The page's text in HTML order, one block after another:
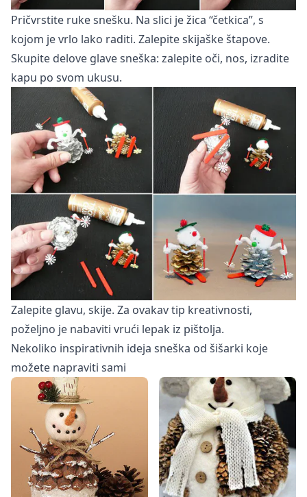
Pričvrstite ruke snešku. Na slici je žica “četkica”, s
kojom je vrlo lako raditi. Zalepite skijaške štapove.
Skupite delove glave sneška: zalepite oči, nos, izradite
kapu po svom ukusu.
Zalepite glavu, skije. Za ovakav tip kreativnosti,
poželjno je nabaviti vrući lepak iz pištolja.
Nekoliko inspirativnih ideja sneška od šišarki koje
možete napraviti sami